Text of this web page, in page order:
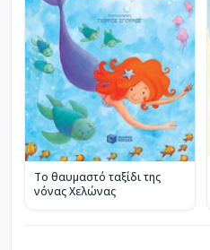
Το θαυμαστό ταξίδι της
νόνας Χελώνας